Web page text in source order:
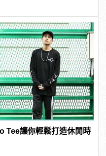
Tee讓你輕鬆打造休閒時